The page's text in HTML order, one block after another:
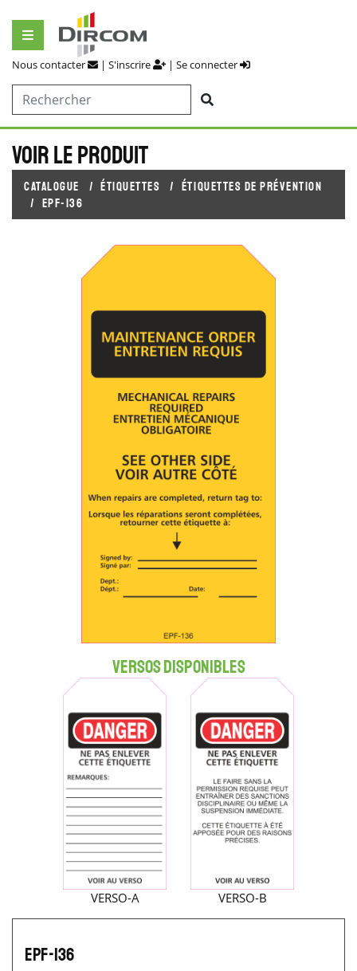
Nous contacter | S'inscrire | Se connecter
Voir le produit
Catalogue Étiquettes
Étiquettes de prévention
EPF-136
Versos disponibles
VERSO-A VERSO-B
EPF-136